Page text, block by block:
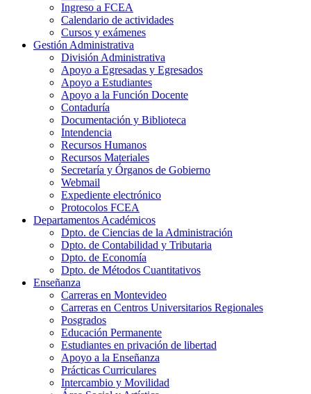
Ingreso a FCEA
Calendario de actividades
Cursos y exámenes
Gestión Administrativa
División Administrativa
Apoyo a Egresadas y Egresados
Apoyo a Estudiantes
Apoyo a la Función Docente
Contaduría
Documentación y Biblioteca
Intendencia
Recursos Humanos
Recursos Materiales
Secretaría y Órganos de Gobierno
Webmail
Expediente electrónico
Protocolos FCEA
Departamentos Académicos
Dpto. de Ciencias de la Administración
Dpto. de Contabilidad y Tributaria
Dpto. de Economía
Dpto. de Métodos Cuantitativos
Enseñanza
Carreras en Montevideo
Carreras en Centros Universitarios Regionales
Posgrados
Educación Permanente
Estudiantes en privación de libertad
Apoyo a la Enseñanza
Prácticas Curriculares
Intercambio y Movilidad